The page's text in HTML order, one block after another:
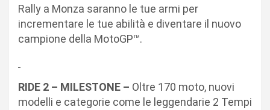
Rally a Monza saranno le tue armi per
incrementare le tue abilità e diventare il nuovo
campione della MotoGP™.
RIDE 2 – MILESTONE – Oltre 170 moto, nuovi
modelli e categorie come le leggendarie 2 Tempi